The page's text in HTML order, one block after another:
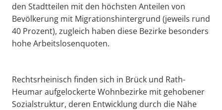
den Stadtteilen mit den höchsten Anteilen von
Bevölkerung mit Migrationshintergrund (jeweils rund
40 Prozent), zugleich haben diese Bezirke besonders
hohe Arbeitslosenquoten.
Rechtsrheinisch finden sich in Brück und Rath-
Heumar aufgelockerte Wohnbezirke mit gehobener
Sozialstruktur, deren Entwicklung durch die Nähe